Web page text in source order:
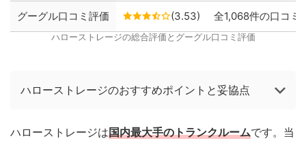
グーグル口コミ評価 (3.53) 全1,068件の口コミ
ハローストレージの総合評価とグーグル口コミ評価
ハローストレージのおすすめポイントと妥協点
ハローストレージは国内最大手のトランクルームです。当